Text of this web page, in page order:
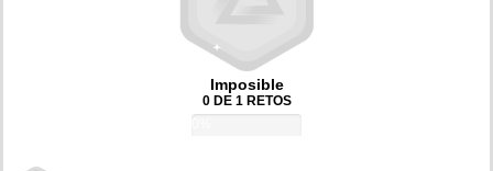
Imposible
0 DE 1 RETOS